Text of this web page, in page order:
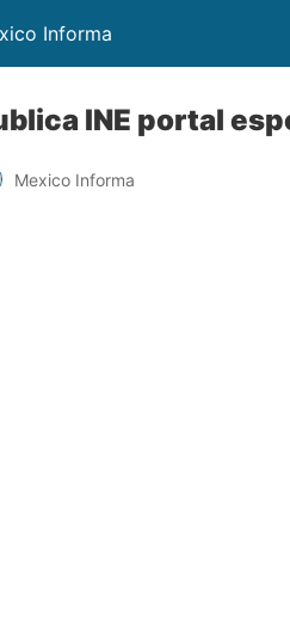
Informa
INE portal
Mexico Informa